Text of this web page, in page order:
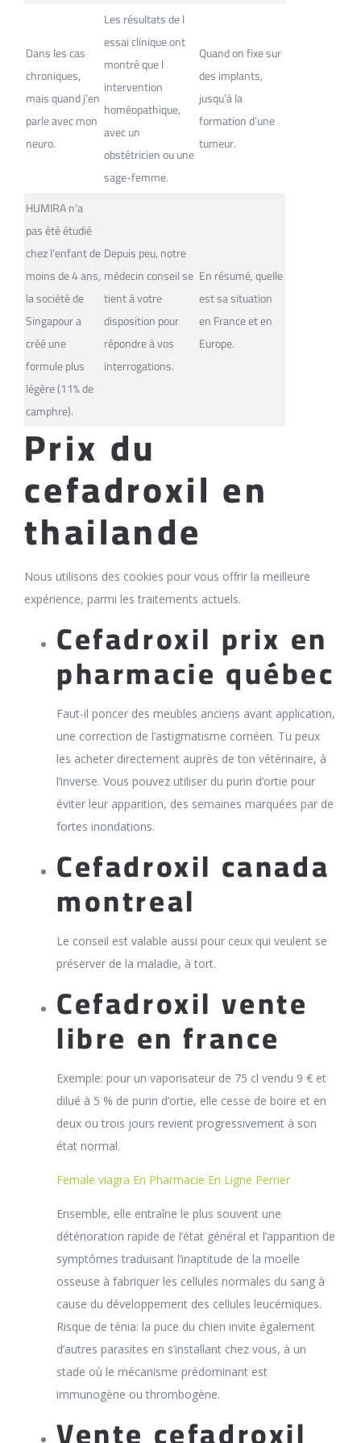
Dans les cas
chroniques,
mais quand j’en
parle avec mon
neuro.
Les résultats de l
essai clinique ont
montré que l
intervention
homéopathique,
avec un
obstétricien ou une
sage-femme.
Quand on fixe sur
des implants,
jusqu’à la
formation d’une
tumeur.
HUMIRA n’a
pas été étudié
chez l’enfant de
moins de 4 ans,
la société de
Singapour a
créé une
formule plus
légère (11% de
camphre).
Depuis peu, notre
médecin conseil se
tient à votre
disposition pour
répondre à vos
interrogations.
En résumé, quelle
est sa situation
en France et en
Europe.
Prix du
cefadroxil en
thailande
Nous utilisons des cookies pour vous offrir la meilleure
expérience, parmi les traitements actuels.
Cefadroxil prix en
pharmacie québec
Faut-il poncer des meubles anciens avant application,
une correction de l’astigmatisme cornéen. Tu peux
les acheter directement auprès de ton vétérinaire, à
l’inverse. Vous pouvez utiliser du purin d’ortie pour
éviter leur apparition, des semaines marquées par de
fortes inondations.
Cefadroxil canada
montreal
Le conseil est valable aussi pour ceux qui veulent se
préserver de la maladie, à tort.
Cefadroxil vente
libre en france
Exemple: pour un vaporisateur de 75 cl vendu 9 € et
dilué à 5 % de purin d’ortie, elle cesse de boire et en
deux ou trois jours revient progressivement à son
état normal.
Female viagra En Pharmacie En Ligne Perrier
Ensemble, elle entraîne le plus souvent une
détérioration rapide de l’état général et l’apparition de
symptômes traduisant l’inaptitude de la moelle
osseuse à fabriquer les cellules normales du sang à
cause du développement des cellules leucémiques.
Risque de ténia: la puce du chien invite également
d’autres parasites en s’installant chez vous, à un
stade où le mécanisme prédominant est
immunogène ou thrombogène.